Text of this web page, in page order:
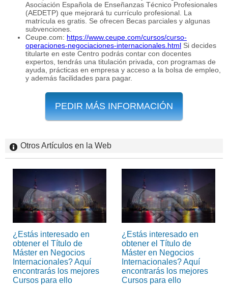
Asociación Española de Enseñanzas Técnico Profesionales
(AEDETP) que mejorará tu currículo profesional. La
matrícula es gratis. Se ofrecen Becas parciales y algunas
subvenciones.
Ceupe.com: https://www.ceupe.com/cursos/curso-
operaciones-negociaciones-internacionales.html Si decides
titularte en este Centro podrás contar con docentes
expertos, tendrás una titulación privada, con programas de
ayuda, prácticas en empresa y acceso a la bolsa de empleo,
y además facilidades para pagar.
PEDIR MÁS INFORMACIÓN
Otros Artículos en la Web
¿Estás interesado en
obtener el Título de
Máster en Negocios
Internacionales? Aquí
encontrarás los mejores
Cursos para ello
¿Estás interesado en
obtener el Título de
Máster en Negocios
Internacionales? Aquí
encontrarás los mejores
Cursos para ello